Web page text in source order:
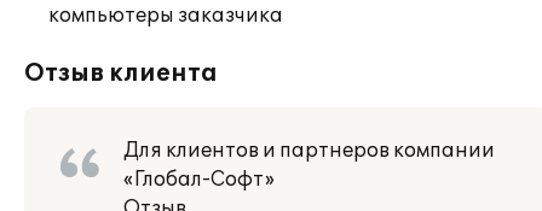
компьютеры заказчика
Отзыв клиента
Для клиентов и партнеров компании
«Глобал-Софт»